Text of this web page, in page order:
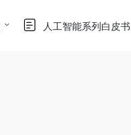
人工智能系列白皮书